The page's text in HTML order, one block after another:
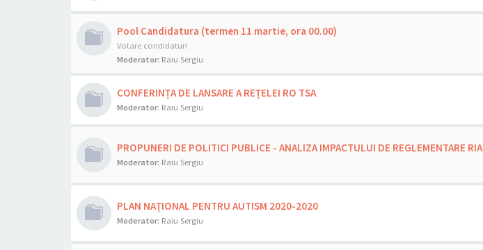
Pool Candidatura (termen 11 martie, ora 00.00)
Votare condidaturi
Moderator: Raiu Sergiu
CONFERINȚA DE LANSARE A REȚELEI RO TSA
Moderator: Raiu Sergiu
PROPUNERI DE POLITICI PUBLICE - ANALIZA IMPACTULUI DE REGLEMENTARE RIA
Moderator: Raiu Sergiu
PLAN NAȚIONAL PENTRU AUTISM 2020-2020
Moderator: Raiu Sergiu